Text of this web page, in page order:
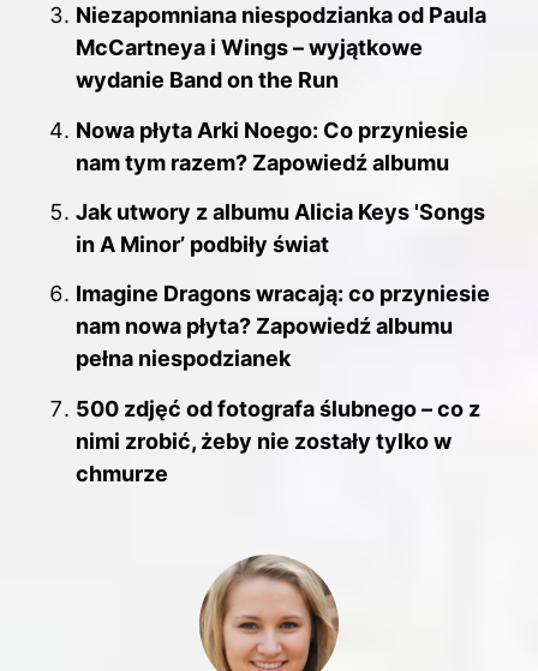
Niezapomniana niespodzianka od Paula
McCartneya i Wings – wyjątkowe
wydanie Band on the Run
Nowa płyta Arki Noego: Co przyniesie
nam tym razem? Zapowiedź albumu
Jak utwory z albumu Alicia Keys 'Songs
in A Minor’ podbiły świat
Imagine Dragons wracają: co przyniesie
nam nowa płyta? Zapowiedź albumu
pełna niespodzianek
500 zdjęć od fotografa ślubnego – co z
nimi zrobić, żeby nie zostały tylko w
chmurze